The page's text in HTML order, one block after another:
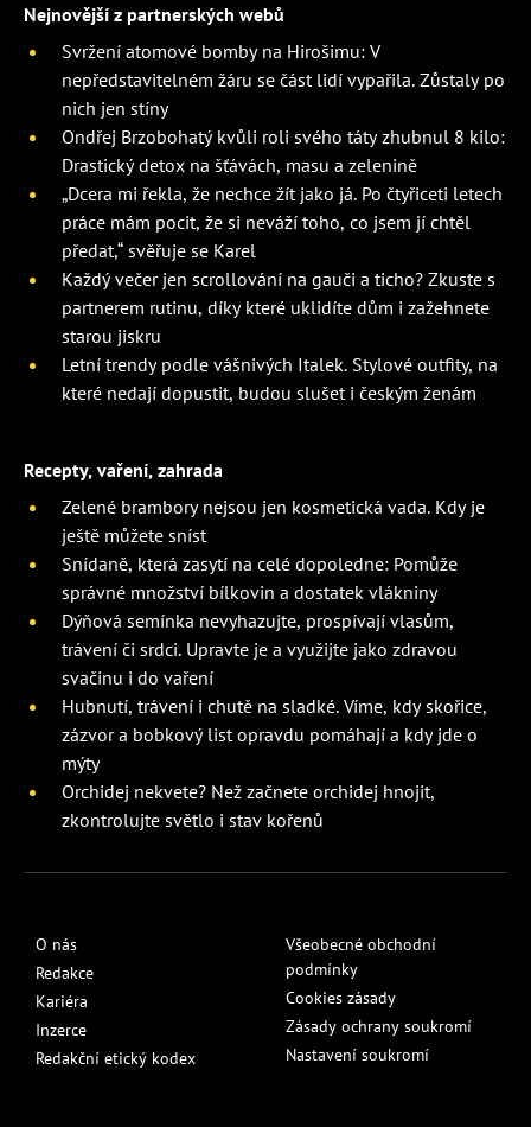
Nejnovější z partnerských webů
Svržení atomové bomby na Hirošimu: V
nepředstavitelném žáru se část lidí vypařila. Zůstaly po
nich jen stíny
Ondřej Brzobohatý kvůli roli svého táty zhubnul 8 kilo:
Drastický detox na šťávách, masu a zelenině
„Dcera mi řekla, že nechce žít jako já. Po čtyřiceti letech
práce mám pocit, že si neváží toho, co jsem jí chtěl
předat,“ svěřuje se Karel
Každý večer jen scrollování na gauči a ticho? Zkuste s
partnerem rutinu, díky které uklidíte dům i zažehnete
starou jiskru
Letní trendy podle vášnivých Italek. Stylové outfity, na
které nedají dopustit, budou slušet i českým ženám
Recepty, vaření, zahrada
Zelené brambory nejsou jen kosmetická vada. Kdy je
ještě můžete sníst
Snídaně, která zasytí na celé dopoledne: Pomůže
správné množství bílkovin a dostatek vlákniny
Dýňová semínka nevyhazujte, prospívají vlasům,
trávení či srdci. Upravte je a využijte jako zdravou
svačinu i do vaření
Hubnutí, trávení i chutě na sladké. Víme, kdy skořice,
zázvor a bobkový list opravdu pomáhají a kdy jde o
mýty
Orchidej nekvete? Než začnete orchidej hnojit,
zkontrolujte světlo i stav kořenů
O nás
Redakce
Kariéra
Inzerce
Redakční etický kodex
Všeobecné obchodní
podmínky
Cookies zásady
Zásady ochrany soukromí
Nastavení soukromí